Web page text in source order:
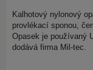
Kalhotový nylonový
provlékací sponou,
Opasek je používaný
dodává firma Mil-tec.